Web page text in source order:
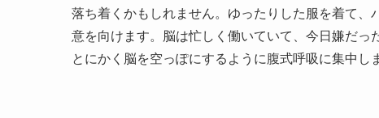
落ち着くかもしれません。ゆったりした服を着て
意を向けます。脳は忙しく働いていて、今日嫌だっ
とにかく脳を空っぽにするように腹式呼吸に集中し